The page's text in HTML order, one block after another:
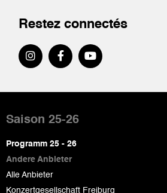
Restez connectés
de
page
Saison 25-26
Programm 25 - 26
Andere Anbieter
Alle Anbieter
Konzertgesellschaft Freiburg